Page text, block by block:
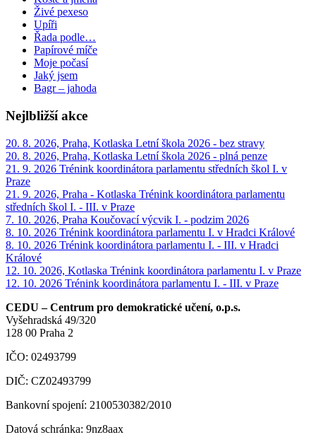
Živé pexeso
Upíři
Řada podle…
Papírové míče
Moje počasí
Jaký jsem
Bagr – jahoda
Nejlbližší akce
20. 8. 2026, Praha, Kotlaska Letní škola 2026 - bez stravy
20. 8. 2026, Praha, Kotlaska Letní škola 2026 - plná penze
21. 9. 2026 Trénink koordinátora parlamentu středních škol I. v
Praze
21. 9. 2026, Praha - Kotlaska Trénink koordinátora parlamentu
středních škol I. - III. v Praze
7. 10. 2026, Praha Koučovací výcvik I. - podzim 2026
8. 10. 2026 Trénink koordinátora parlamentu I. v Hradci Králové
8. 10. 2026 Trénink koordinátora parlamentu I. - III. v Hradci
Králové
12. 10. 2026, Kotlaska Trénink koordinátora parlamentu I. v Praze
12. 10. 2026 Trénink koordinátora parlamentu I. - III. v Praze
CEDU – Centrum pro demokratické učení, o.p.s.
Vyšehradská 49/320
128 00 Praha 2
IČO: 02493799
DIČ: CZ02493799
Bankovní spojení: 2100530382/2010
Datová schránka: 9nz8aax